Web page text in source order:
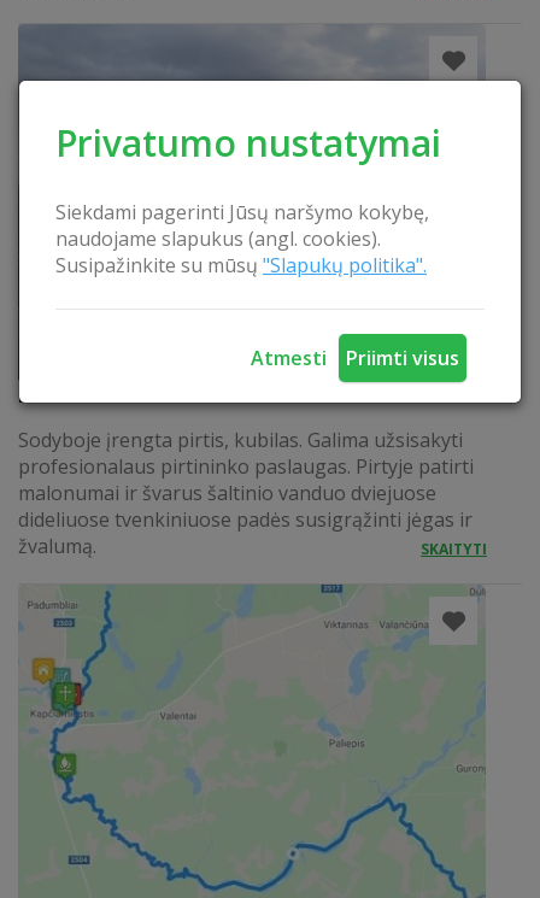
Privatumo nustatymai
Siekdami pagerinti Jūsų naršymo kokybę,
naudojame slapukus (angl. cookies).
Susipažinkite su mūsų "Slapukų politika".
Atmesti Priimti visus
Pirtis ir kubilas
Sodyboje įrengta pirtis, kubilas. Galima užsisakyti
profesionalaus pirtininko paslaugas. Pirtyje patirti
malonumai ir švarus šaltinio vanduo dviejuose
dideliuose tvenkiniuose padės susigrąžinti jėgas ir
žvalumą.
SKAITYTI